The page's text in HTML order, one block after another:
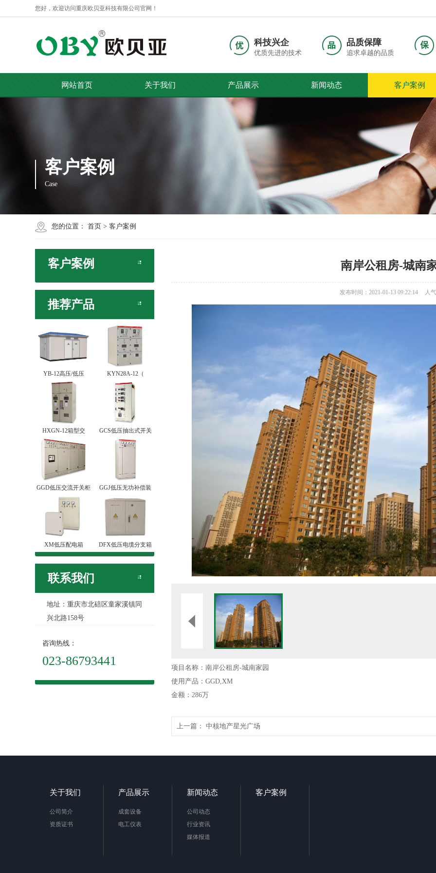
您好，欢迎访问重庆欧贝亚科技有限公司官网！
科技兴企
优质先进的技术
品质保障
追求卓越的品质
网站首页 关于我们 产品展示 新闻动态 客户案例
客户案例
Case
您的位置： 首页 > 客户案例
客户案例
推荐产品
YB-12高压/低压 KYN28A-12（
HXGN-12箱型交 GCS低压抽出式开关
GGD低压交流开关柜 GGJ低压无功补偿装
XM低压配电箱 DFX低压电缆分支箱
联系我们
地址：重庆市北碚区童家溪镇同
兴北路158号
咨询热线：
023-86793441
南岸公租房-城南
发布时间：2021-01-13 09:22:14 人
项目名称：南岸公租房-城南家园
使用产品：GGD,XM
金额：286万
上一篇： 中核地产星光广场
关于我们
公司简介
资质证书
产品展示
成套设备
电工仪表
新闻动态
公司动态
行业资讯
媒体报道
客户案例